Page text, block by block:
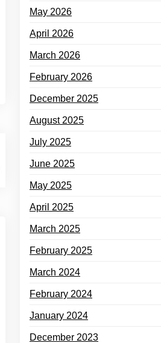
May 2026
April 2026
March 2026
February 2026
December 2025
August 2025
July 2025
June 2025
May 2025
April 2025
March 2025
February 2025
March 2024
February 2024
January 2024
December 2023